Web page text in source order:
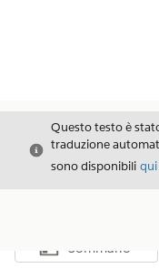
Chiudi
Questo testo è
traduzione
sono disponibili qui
Mostra
Sommario